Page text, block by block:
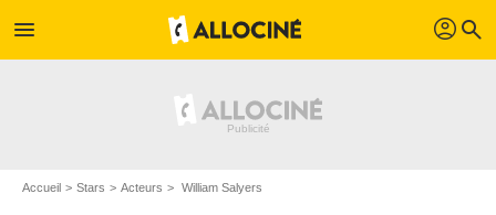
menu profil search
Accueil Stars Acteurs William Salyers